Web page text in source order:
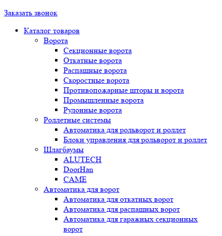
Заказать звонок
Каталог товаров
Ворота
Секционные ворота
Откатные ворота
Распашные ворота
Скоростные ворота
Противопожарные шторы и ворота
Промышленные ворота
Рулонные ворота
Роллетные системы
Автоматика для рольворот и роллет
Блоки управления для рольворот и роллет
Шлагбаумы
ALUTECH
DoorHan
CAME
Автоматика для ворот
Автоматика для откатных ворот
Автоматика для распашных ворот
Автоматика для гаражных секционных
ворот